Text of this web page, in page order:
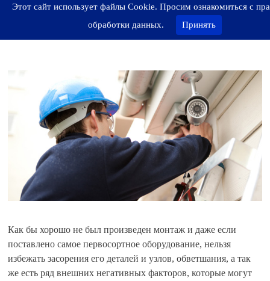
Этот сайт использует файлы Cookie. Просим ознакомиться с
обработки данных.
Принять
Как бы хорошо не был произведен монтаж и даже если
поставлено самое первосортное оборудование, нельзя
избежать засорения его деталей и узлов, обветшания, а так
же есть ряд внешних негативных факторов, которые могут